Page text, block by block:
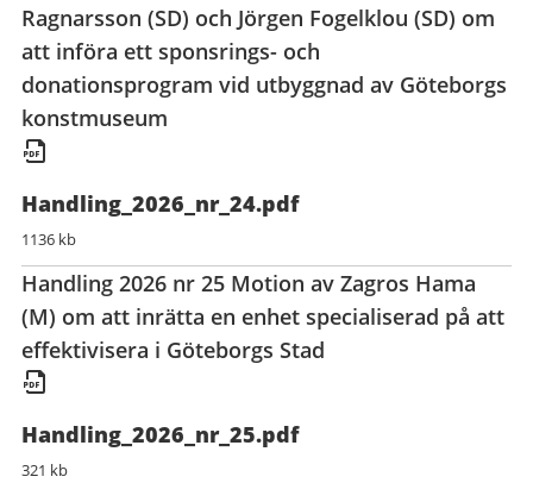
Ragnarsson (SD) och Jörgen Fogelklou (SD) om
att införa ett sponsrings- och
donationsprogram vid utbyggnad av Göteborgs
konstmuseum
Handling_2026_nr_24.pdf
1136 kb
Handling 2026 nr 25 Motion av Zagros Hama
(M) om att inrätta en enhet specialiserad på att
effektivisera i Göteborgs Stad
Handling_2026_nr_25.pdf
321 kb